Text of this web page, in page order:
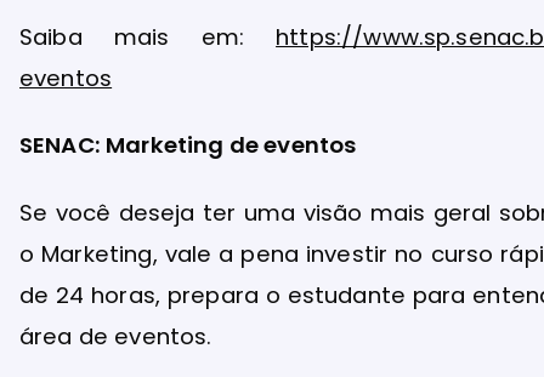
Saiba mais em: https://
eventos
SENAC: Marketing de eventos
Se você deseja ter uma visão mais geral
o Marketing, vale a pena investir no curso
de 24 horas, prepara o estudante para
área de eventos.